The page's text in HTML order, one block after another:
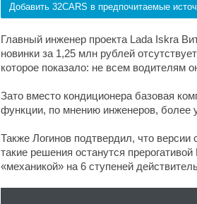
Добавить 32CARS в предпочитаемые
Главный инженер проекта Lada Iskra
новинки за 1,25 млн рублей
которое показало: не всем водителям
Зато вместо кондиционера базовая
функции, по мнению инженеров, более
Также Логинов подтвердил, что
такие решения останутся
«механикой» на 6 ступеней